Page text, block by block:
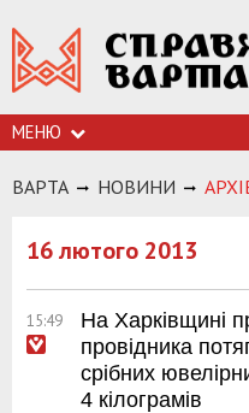
МЕНЮ
ВАРТА НОВИНИ
16 лютого 2013
15:49
На Харківщині
провідника
срібних
4 кілограмів